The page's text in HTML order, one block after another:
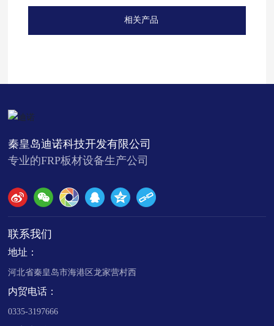
相关产品
秦皇岛迪诺科技开发有限公司
专业的FRP板材设备生产公司
联系我们
地址：
河北省秦皇岛市海港区龙家营村西
内贸电话：
0335-3197666